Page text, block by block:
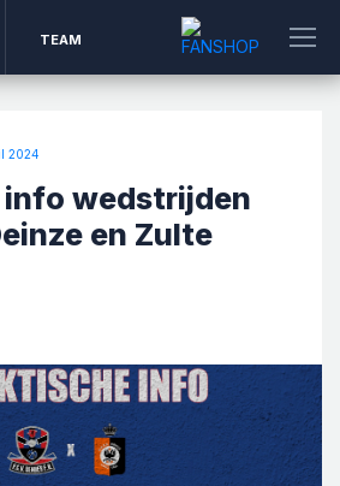
TEAM
2024
wedstrijden
en Zulte